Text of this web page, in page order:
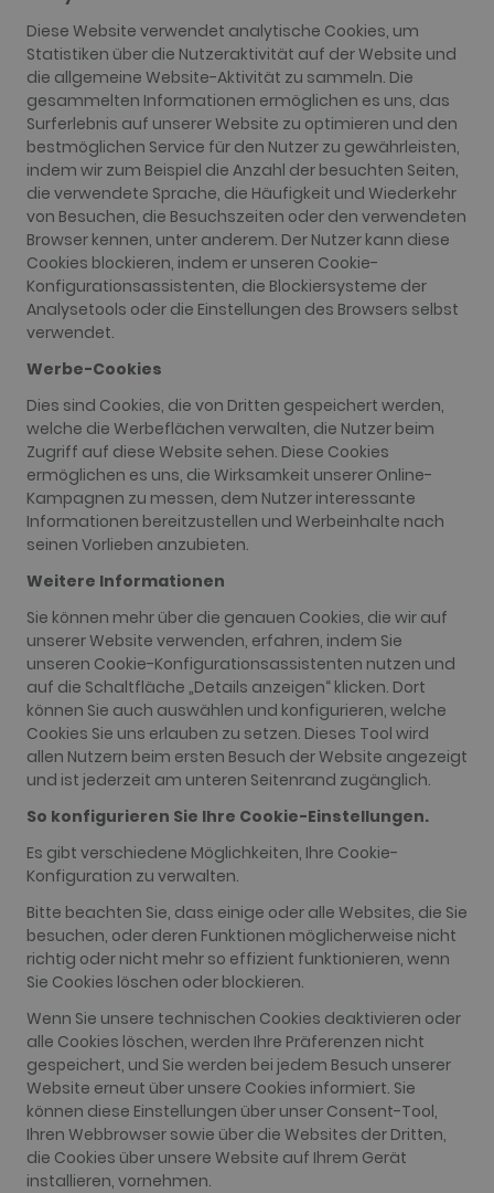
Diese Website verwendet analytische Cookies, um
Statistiken über die Nutzeraktivität auf der Website und
die allgemeine Website-Aktivität zu sammeln. Die
gesammelten Informationen ermöglichen es uns, das
Surferlebnis auf unserer Website zu optimieren und den
bestmöglichen Service für den Nutzer zu gewährleisten,
indem wir zum Beispiel die Anzahl der besuchten Seiten,
die verwendete Sprache, die Häufigkeit und Wiederkehr
von Besuchen, die Besuchszeiten oder den verwendeten
Browser kennen, unter anderem. Der Nutzer kann diese
Cookies blockieren, indem er unseren Cookie-
Konfigurationsassistenten, die Blockiersysteme der
Analysetools oder die Einstellungen des Browsers selbst
verwendet.
Werbe-Cookies
Dies sind Cookies, die von Dritten gespeichert werden,
welche die Werbeflächen verwalten, die Nutzer beim
Zugriff auf diese Website sehen. Diese Cookies
ermöglichen es uns, die Wirksamkeit unserer Online-
Kampagnen zu messen, dem Nutzer interessante
Informationen bereitzustellen und Werbeinhalte nach
seinen Vorlieben anzubieten.
Weitere Informationen
Sie können mehr über die genauen Cookies, die wir auf
unserer Website verwenden, erfahren, indem Sie
unseren Cookie-Konfigurationsassistenten nutzen und
auf die Schaltfläche „Details anzeigen“ klicken. Dort
können Sie auch auswählen und konfigurieren, welche
Cookies Sie uns erlauben zu setzen. Dieses Tool wird
allen Nutzern beim ersten Besuch der Website angezeigt
und ist jederzeit am unteren Seitenrand zugänglich.
So konfigurieren Sie Ihre Cookie-Einstellungen.
Es gibt verschiedene Möglichkeiten, Ihre Cookie-
Konfiguration zu verwalten.
Bitte beachten Sie, dass einige oder alle Websites, die Sie
besuchen, oder deren Funktionen möglicherweise nicht
richtig oder nicht mehr so effizient funktionieren, wenn
Sie Cookies löschen oder blockieren.
Wenn Sie unsere technischen Cookies deaktivieren oder
alle Cookies löschen, werden Ihre Präferenzen nicht
gespeichert, und Sie werden bei jedem Besuch unserer
Website erneut über unsere Cookies informiert. Sie
können diese Einstellungen über unser Consent-Tool,
Ihren Webbrowser sowie über die Websites der Dritten,
die Cookies über unsere Website auf Ihrem Gerät
installieren, vornehmen.